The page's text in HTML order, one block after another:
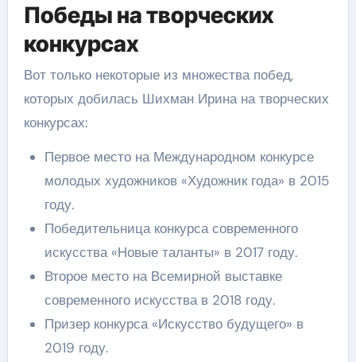
Победы на творческих
конкурсах
Вот только некоторые из множества побед,
которых добилась Шихман Ирина на творческих
конкурсах:
Первое место на Международном конкурсе
молодых художников «Художник года» в 2015
году.
Победительница конкурса современного
искусства «Новые таланты» в 2017 году.
Второе место на Всемирной выставке
современного искусства в 2018 году.
Призер конкурса «Искусство будущего» в
2019 году.